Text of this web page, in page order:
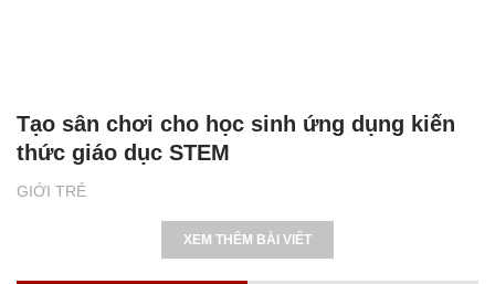
GIỚI TRẺ
Tạo sân chơi cho học sinh ứng dụng kiến
thức giáo dục STEM
XEM THÊM BÀI VIẾT